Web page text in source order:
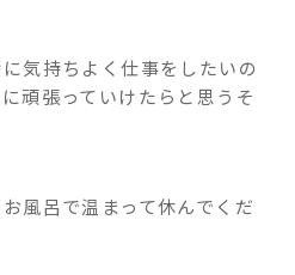
気持ちよく仕事をしたいの
頑張っていけたらと思うそ
風呂で温まって休んでくだ